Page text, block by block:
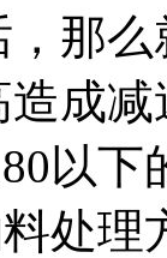
那
成
以
处